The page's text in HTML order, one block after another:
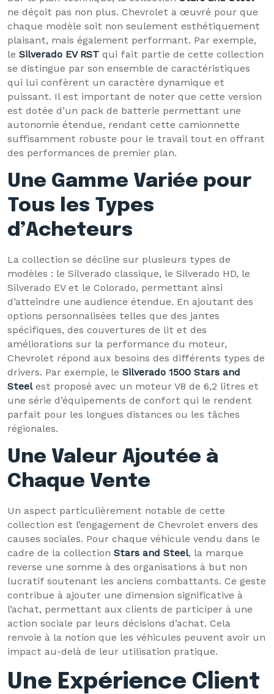
ne déçoit pas non plus. Chevrolet a œuvré pour que
chaque modèle soit non seulement esthétiquement
plaisant, mais également performant. Par exemple,
le Silverado EV RST qui fait partie de cette collection
se distingue par son ensemble de caractéristiques
qui lui confèrent un caractère dynamique et
puissant. Il est important de noter que cette version
est dotée d’un pack de batterie permettant une
autonomie étendue, rendant cette camionnette
suffisamment robuste pour le travail tout en offrant
des performances de premier plan.
Une Gamme Variée pour
Tous les Types
d’Acheteurs
La collection se décline sur plusieurs types de
modèles : le Silverado classique, le Silverado HD, le
Silverado EV et le Colorado, permettant ainsi
d’atteindre une audience étendue. En ajoutant des
options personnalisées telles que des jantes
spécifiques, des couvertures de lit et des
améliorations sur la performance du moteur,
Chevrolet répond aux besoins des différents types de
drivers. Par exemple, le Silverado 1500 Stars and
Steelest proposé avec un moteur V8 de 6,2 litres et
une série d’équipements de confort qui le rendent
parfait pour les longues distances ou les tâches
régionales.
Une Valeur Ajoutée à
Chaque Vente
Un aspect particulièrement notable de cette
collection est l’engagement de Chevrolet envers des
causes sociales. Pour chaque véhicule vendu dans le
cadre de la collection Stars and Steel, la marque
reverse une somme à des organisations à but non
lucratif soutenant les anciens combattants. Ce geste
contribue à ajouter une dimension significative à
l’achat, permettant aux clients de participer à une
action sociale par leurs décisions d’achat. Cela
renvoie à la notion que les véhicules peuvent avoir un
impact au-delà de leur utilisation pratique.
Une Expérience Client